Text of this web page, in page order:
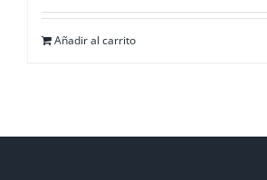
Añadir al carrito